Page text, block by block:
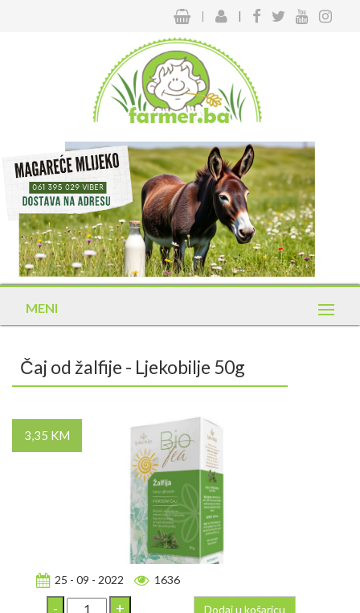
| |
MENI
Čaj od žalfije - Ljekobilje 50g
3,35 KM
25 - 09 - 2022 1636
Dodaj u košaricu